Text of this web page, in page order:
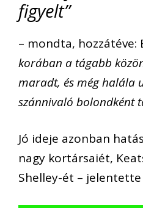
figyelt”
– mondta, hozzátéve:
korában a tágabb
maradt, és még halála
szánnivaló bolondként
Jó ideje azonban
nagy kortársaiét,
Shelley-ét – jelentette